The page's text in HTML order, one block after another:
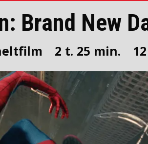
Brand New
2 t. 25 min.